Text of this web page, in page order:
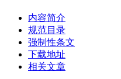
内容简介
规范目录
强制性条文
下载地址
相关文章